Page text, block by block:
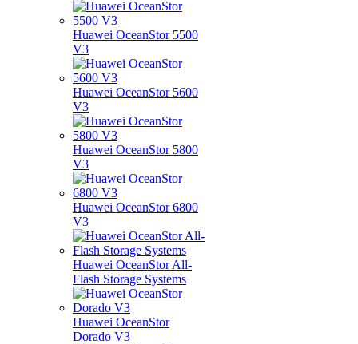
Huawei OceanStor 5500
V3
Huawei OceanStor 5600
V3
Huawei OceanStor 5800
V3
Huawei OceanStor 6800
V3
Huawei OceanStor All-
Flash Storage Systems
Huawei OceanStor
Dorado V3